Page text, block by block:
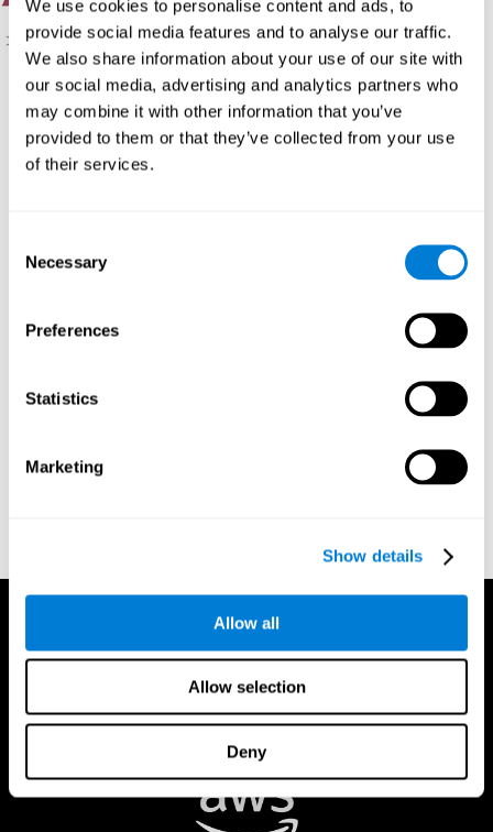
We use cookies to personalise content and ads, to
provide social media features and to analyse our traffic.
We also share information about your use of our site with
our social media, advertising and analytics partners who
may combine it with other information that you’ve
provided to them or that they’ve collected from your use
of their services.
Selection
Necessary
Preferences
Statistics
Marketing
Show details
Allow all
Allow selection
Deny
1. Fragebogen über Motivation und Vorlieben:
beantwortet eine Serie von Fragen über Dinge, die er gerne tut
oder nicht. Motivation ist ausschlaggebend, um zu lernen,
Insgesamt werden 23 kognitive
Bereiche anhand von online Spielen analysiert. Diese werden in
Die Information des Fragebogens
Berichten präsentiert, die dem verantwortlichen Experten (Lehrer,
Tutor oder Therapeut) automatisch geschickt werden und auch
Professioneller Bericht